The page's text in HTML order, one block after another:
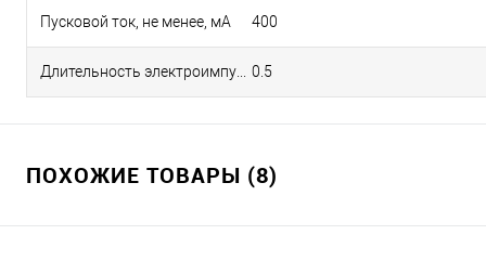
Пусковой ток, не менее, мА 400
0.5
ПОХОЖИЕ ТОВАРЫ (8)